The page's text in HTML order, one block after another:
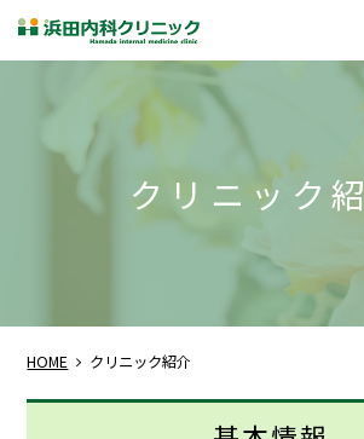
クリニック
HOME クリニック紹介